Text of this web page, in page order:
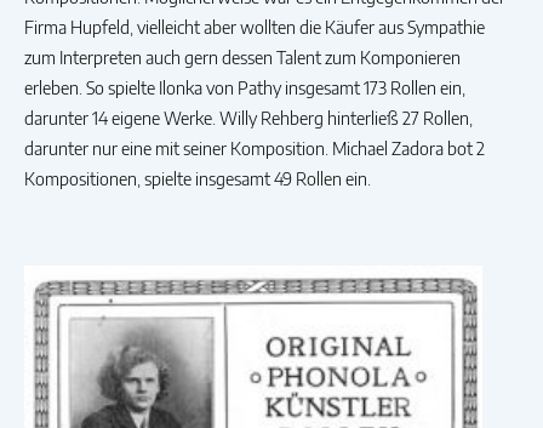
Firma Hupfeld, vielleicht aber wollten die Käufer aus Sympathie
zum Interpreten auch gern dessen Talent zum Komponieren
erleben. So spielte Ilonka von Pathy insgesamt 173 Rollen ein,
darunter 14 eigene Werke. Willy Rehberg hinterließ 27 Rollen,
darunter nur eine mit seiner Komposition. Michael Zadora bot 2
Kompositionen, spielte insgesamt 49 Rollen ein.